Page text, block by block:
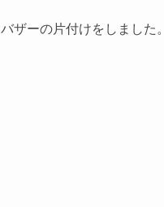
バザーの片付けをしました。